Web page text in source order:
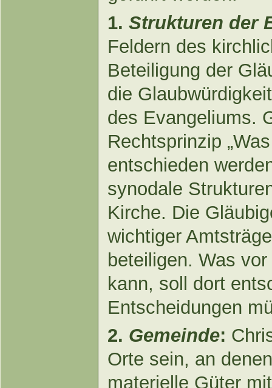
1. Strukturen der
Feldern des
Beteiligung der
die
des Evangeliums.
Rechtsprinzip
entschieden
synodale
Kirche. Die
wichtiger
beteiligen. Was
kann, soll dort
Entscheidungen
2. Gemeinde:
Orte sein, an denen
materielle Güter